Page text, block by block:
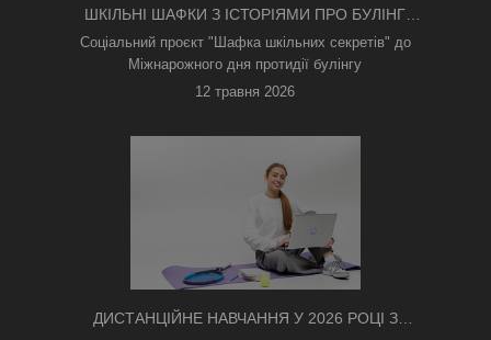
ШКІЛЬНІ ШАФКИ З ІСТОРІЯМИ ПРО БУЛІНГ
З'ЯВИЛИСЯ В КИЄВІ
Соціальний проєкт "Шафка шкільних секретів" до
Міжнарожного дня протидії булінгу
12 травня 2026
ДИСТАНЦІЙНЕ НАВЧАННЯ У 2026 РОЦІ З